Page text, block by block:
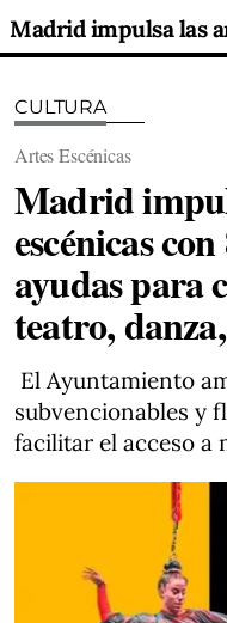
CULTURA
Artes Escénicas
Madrid
escénicas
ayudas para
teatro,
El Ayuntamiento
subvencionables y
facilitar el acceso a